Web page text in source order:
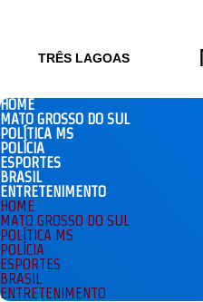
HOME
MATO GROSSO DO SUL
POLÍTICA MS
POLÍCIA
ESPORTES
BRASIL
ENTRETENIMENTO
HOME
MATO GROSSO DO SUL
POLÍTICA MS
POLÍCIA
ESPORTES
BRASIL
ENTRETENIMENTO